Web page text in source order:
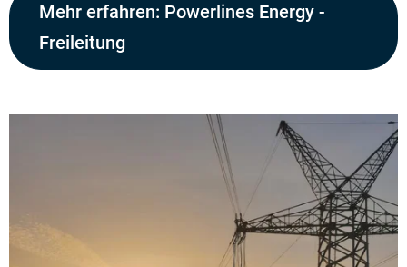
Mehr erfahren: Powerlines Energy -
Freileitung